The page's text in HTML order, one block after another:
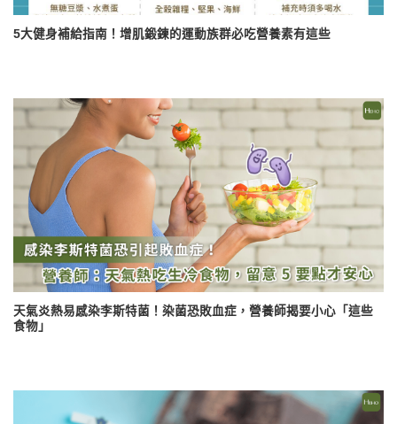
5大健身補給指南！增肌鍛鍊的運動族群必吃營養素有這些
天氣炎熱易感染李斯特菌！染菌恐敗血症，營養師揭要小心「這些
食物」